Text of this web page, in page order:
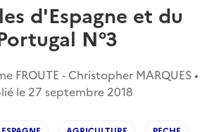
d'Espagne et du
N°3
FROUTE - Christopher MARQUES •
le 27 septembre 2018